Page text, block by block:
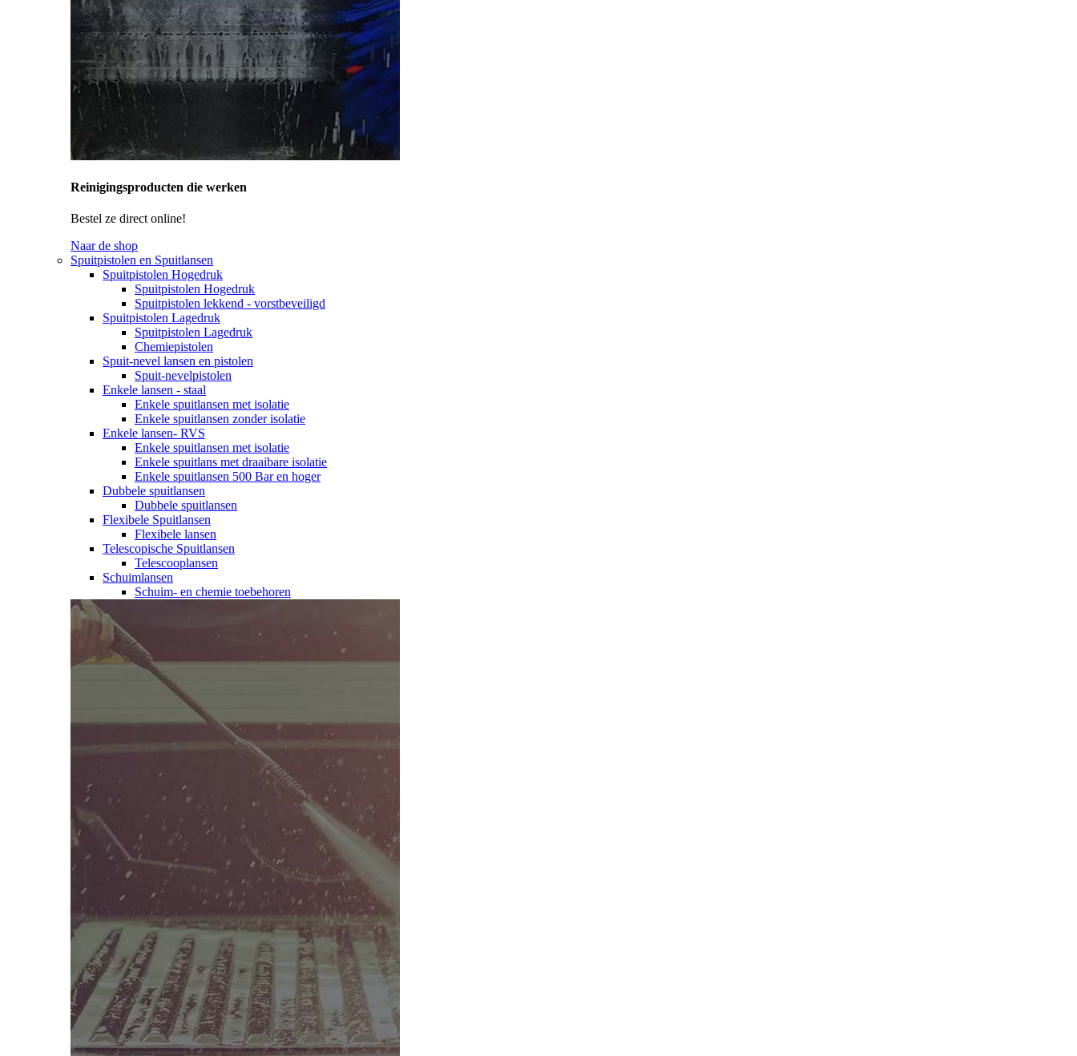
Reinigingsproducten die werken
Bestel ze direct online!
Naar de shop
Spuitpistolen en Spuitlansen
Spuitpistolen Hogedruk
Spuitpistolen Hogedruk
Spuitpistolen lekkend - vorstbeveiligd
Spuitpistolen Lagedruk
Spuitpistolen Lagedruk
Chemiepistolen
Spuit-nevel lansen en pistolen
Spuit-nevelpistolen
Enkele lansen - staal
Enkele spuitlansen met isolatie
Enkele spuitlansen zonder isolatie
Enkele lansen- RVS
Enkele spuitlansen met isolatie
Enkele spuitlans met draaibare isolatie
Enkele spuitlansen 500 Bar en hoger
Dubbele spuitlansen
Dubbele spuitlansen
Flexibele Spuitlansen
Flexibele lansen
Telescopische Spuitlansen
Telescooplansen
Schuimlansen
Schuim- en chemie toebehoren